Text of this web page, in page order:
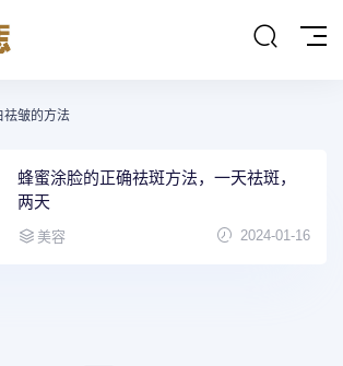
祛皱的方法
​蜂蜜涂脸的正确祛斑方法，一天祛斑，
两天
美容 2024-01-16